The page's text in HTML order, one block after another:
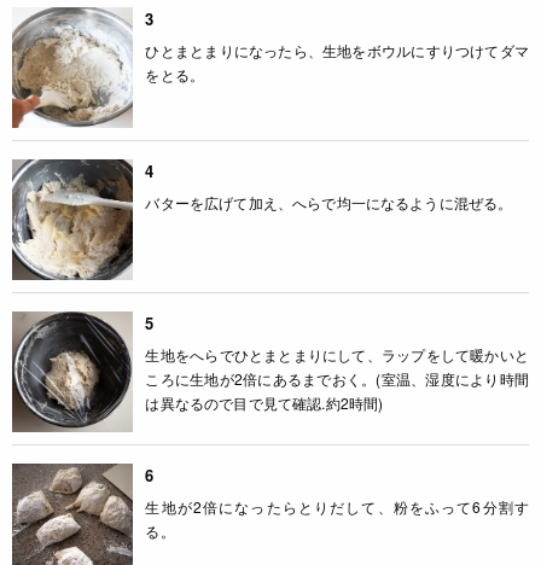
3
ひとまとまりになったら、生地をボウルにすりつけてダマ
をとる。
4
バターを広げて加え、へらで均一になるように混ぜる。
5
生地をへらでひとまとまりにして、ラップをして暖かいと
ころに生地が2倍にあるまでおく。(室温、湿度により時間
は異なるので目で見て確認.約2時間)
6
生地が2倍になったらとりだして、粉をふって6分割す
る。